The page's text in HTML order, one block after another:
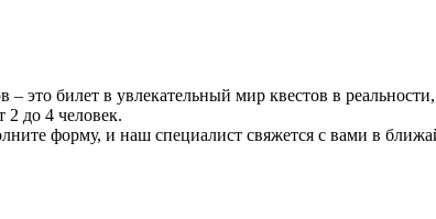
билет в увлекательный мир квестов в
2 до 4 человек.
форму, и наш специалист свяжется с вами в